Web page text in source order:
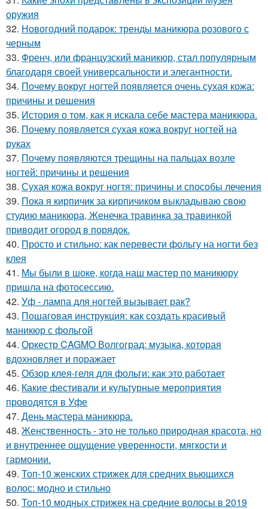
оружия
32. Новогодний подарок: тренды маникюра розового с
черным
33. Френч, или французский маникюр, стал популярным
благодаря своей универсальности и элегантности.
34. Почему вокруг ногтей появляется очень сухая кожа:
причины и решения
35. История о том, как я искала себе мастера маникюра.
36. Почему появляется сухая кожа вокруг ногтей на
руках
37. Почему появляются трещины на пальцах возле
ногтей: причины и решения
38. Сухая кожа вокруг ногтя: причины и способы лечения
39. Пока я кирпичик за кирпичиком выкладываю свою
студию маникюра, Женечка травинка за травинкой
приводит огород в порядок.
40. Просто и стильно: как перевести фольгу на ногти без
клея
41. Мы были в шоке, когда наш мастер по маникюру
пришла на фотосессию.
42. Уф - лампа для ногтей вызывает рак?
43. Пошаговая инструкция: как создать красивый
маникюр с фольгой
44. Оркестр CAGMO Волгоград: музыка, которая
вдохновляет и поражает
45. Обзор клея-геля для фольги: как это работает
46. Какие фестивали и культурные мероприятия
проводятся в Уфе
47. День мастера маникюра.
48. Женственность - это не только природная красота, но
и внутреннее ощущение уверенности, мягкости и
гармонии.
49. Топ-10 женских стрижек для средних вьющихся
волос: модно и стильно
50. Топ-10 модных стрижек на средние волосы в 2019